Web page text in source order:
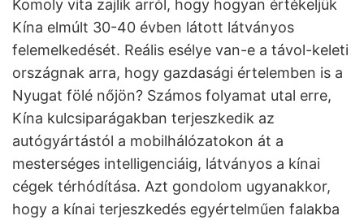
Komoly vita zajlik arról, hogy hogyan értékeljük
Kína elmúlt 30-40 évben látott látványos
felemelkedését. Reális esélye van-e a távol-keleti
országnak arra, hogy gazdasági értelemben is a
Nyugat fölé nőjön? Számos folyamat utal erre,
Kína kulcsiparágakban terjeszkedik az
autógyártástól a mobilhálózatokon át a
mesterséges intelligenciáig, látványos a kínai
cégek térhódítása. Azt gondolom ugyanakkor,
hogy a kínai terjeszkedés egyértelműen falakba